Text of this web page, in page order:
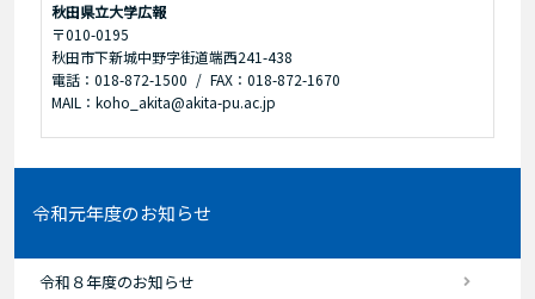
秋田県立大学広報
〒010-0195
秋田市下新城中野字街道端西241-438
電話：018-872-1500
FAX：018-872-1670
MAIL：koho_akita@akita-pu.ac.jp
令和元年度のお知らせ
令和８年度のお知らせ